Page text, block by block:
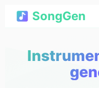
SongGen